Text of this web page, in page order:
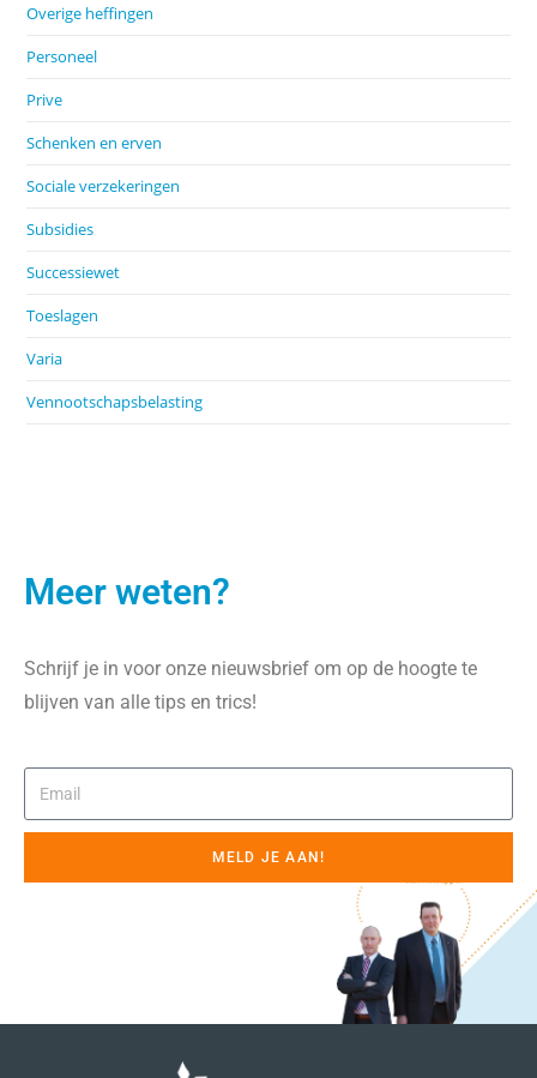
Overige heffingen
Personeel
Prive
Schenken en erven
Sociale verzekeringen
Subsidies
Successiewet
Toeslagen
Varia
Vennootschapsbelasting
Meer weten?
Schrijf je in voor onze nieuwsbrief om op de hoogte te
blijven van alle tips en trics!
MELD JE AAN!